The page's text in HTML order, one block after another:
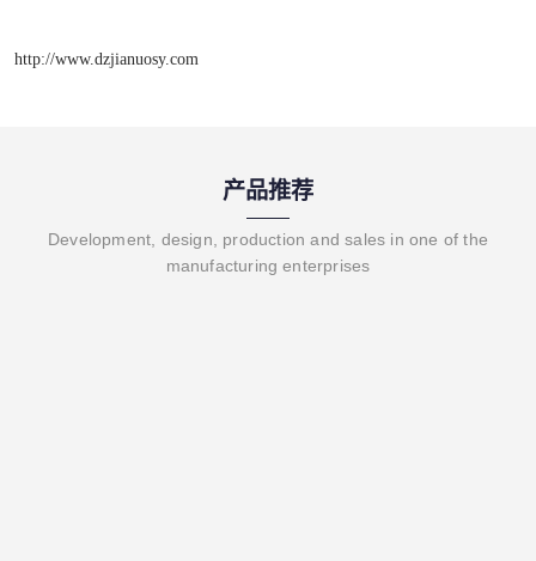
http://www.dzjianuosy.com
产品推荐
Development, design, production and sales in one of the
manufacturing enterprises